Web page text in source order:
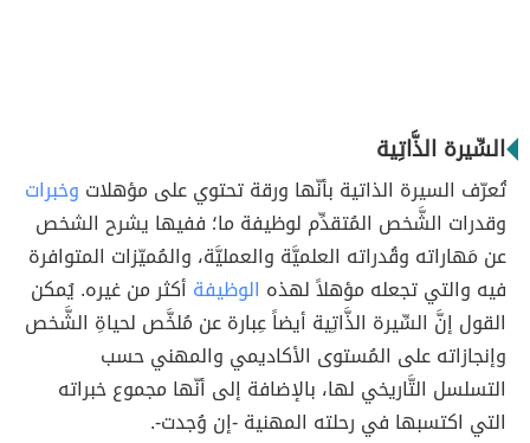
السِّيرة الذَّاتِية
تُعرّف السيرة الذاتية بأنّها ورقة تحتوي على مؤهلات وخبرات
وقدرات الشَّخص المُتقدِّم لوظيفة ما؛ ففيها يشرح الشخص
عن مَهاراته وقُدراته العلميَّة والعمليَّة، والمُميّزات المتوافرة
فيه والتي تجعله مؤهلاً لهذه الوظيفة أكثر من غيره. يُمكن
القول إنَّ السِّيرة الذَّاتِية أيضاً عِبارة عن مُلخَّص لحياةِ الشَّخص
وإنجازاته على المُستوى الأكاديمي والمهني حسب
التسلسل التَّاريخي لها، بالإضافة إلى أنّها مجموع خبراته
التي اكتسبها في رحلته المهنية -إن وُجدت-.